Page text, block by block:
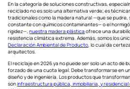
En la categoría de soluciones constructivas,
reciclado no es solo una alternativa verde; es
tradicionales como la madera natural —que se
constante con químicos contaminantes— o el
rigidez—,nuestra madera plástica ofrece una
resistencia climática extrema. Además, somos los
Declaración Ambiental de Producto, lo cual da
arquitectos.
El reciclaje en 2026 ya no puede ser solo un acto de
forzado de una cuota legal. Debe transformarse en
diseño y de ingeniería. Los productos que
soninfraestructura pública, inmobiliaria, y